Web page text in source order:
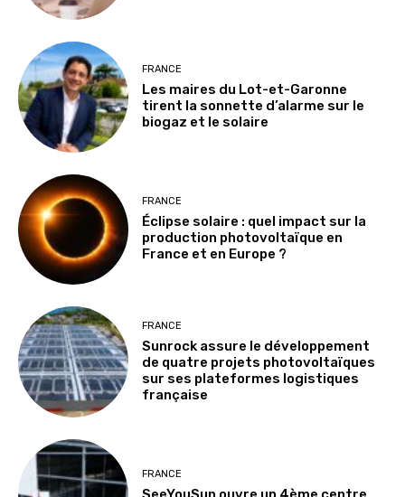
FRANCE
Les maires du Lot-et-Garonne
tirent la sonnette d’alarme sur le
biogaz et le solaire
FRANCE
Éclipse solaire : quel impact sur la
production photovoltaïque en
France et en Europe ?
FRANCE
Sunrock assure le développement
de quatre projets photovoltaïques
sur ses plateformes logistiques
française
FRANCE